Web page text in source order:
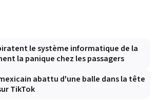
le système informatique de la
la panique chez les passagers
abattu d'une balle dans la tête
TikTok